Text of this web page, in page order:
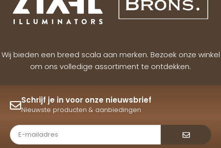
Wij bieden een breed scala aan merken. Bezoek onze winkel
om ons volledige assortiment te ontdekken.
Schrijf je in voor onze nieuwsbrief
Nieuwste producten & aanbiedingen